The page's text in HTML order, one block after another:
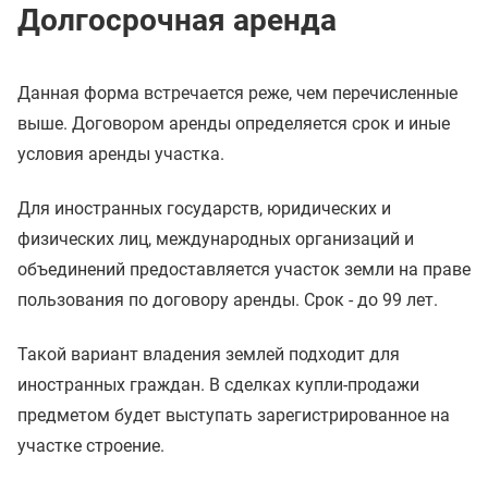
Долгосрочная аренда
Данная форма встречается реже, чем перечисленные
выше. Договором аренды определяется срок и иные
условия аренды участка.
Для иностранных государств, юридических и
физических лиц, международных организаций и
объединений предоставляется участок земли на праве
пользования по договору аренды. Срок - до 99 лет.
Такой вариант владения землей подходит для
иностранных граждан. В сделках купли-продажи
предметом будет выступать зарегистрированное на
участке строение.